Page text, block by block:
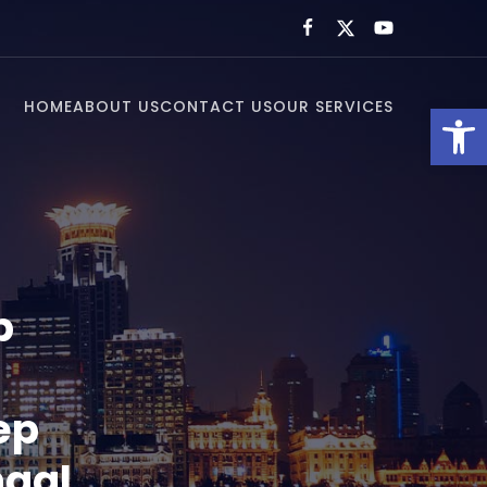
Open toolbar
HOMEABOUT USCONTACT USOUR SERVICES